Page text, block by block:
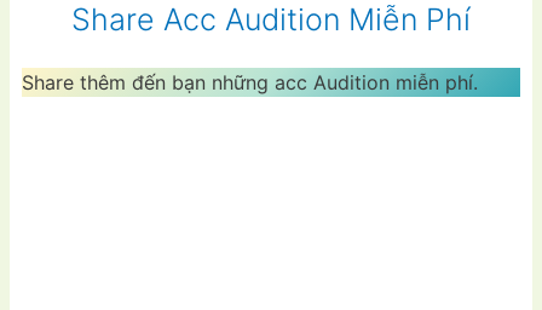
Share Acc Audition Miễn Phí
Share thêm đến bạn những acc Audition miễn phí.